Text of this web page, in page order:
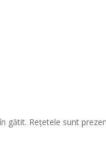
gătit. Rețetele sunt